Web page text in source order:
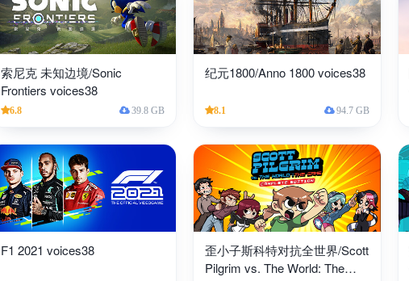
索尼克 未知边境/Sonic
Frontiers voices38
6.8 39.8 GB
纪元1800/Anno 1800 voices38
8.1 94.7 GB
F1 2021 voices38
歪小子斯科特对抗全世界/Scott
Pilgrim vs. The World: The